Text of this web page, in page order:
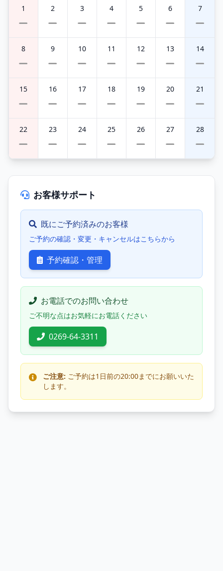
1 2 3 4 5 6 7
8 9 10 11 12 13 14
15 16 17 18 19 20 21
22 23 24 25 26 27 28
お客様サポート
既にご予約済みのお客様
ご予約の確認・変更・キャンセルはこちらから
予約確認・管理
お電話でのお問い合わせ
ご不明な点はお気軽にお電話ください
0269-64-3311
ご注意: ご予約は1日前の20:00までにお願いいた
します。